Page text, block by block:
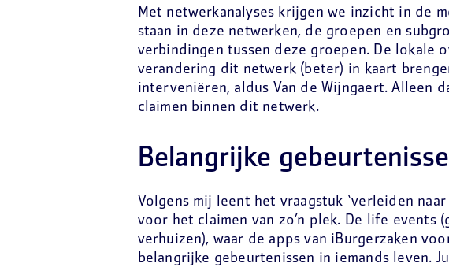
Met netwerkanalyses krijgen we inzicht in de
staan in deze netwerken, de groepen en
verbindingen tussen deze groepen. De lokale
verandering dit netwerk (beter) in kaart
interveniëren, aldus Van de Wijngaert. Alleen
claimen binnen dit netwerk.
Belangrijke
Volgens mij leent het vraagstuk ‘verleiden
voor het claimen van zo’n plek. De life events
verhuizen), waar de apps van iBurgerzaken
belangrijke gebeurtenissen in iemands leven.